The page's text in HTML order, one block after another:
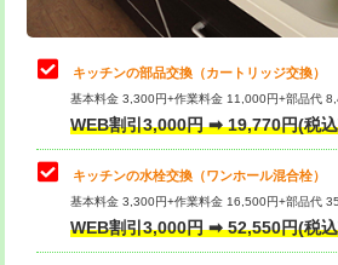
給水管工事※（塩ビ管（VP・HI）使
用/3ｍまで)
給水管工事※（塩ビ管（VP・HI）使
用（追加）/3ｍ超え)
給水管工事※（ライニング鋼管・銅
管・ポリ管・HT管使用/3ｍまで)
止水・漏水調査・防水処理・清掃・修
理・調整・分解・加工など（中作業）
止水・漏水調査・防水処理・清掃・修
理・調整・分解・加工など（重作業）
お風呂タンク脱着
その他部品の脱着
キッチンの部品交換（カートリッジ交換）
基本料金 3,300円+作業料金 11,000円+部品代
WEB割引3,000円 ➡ 19,770円(税
キッチンの水栓交換（ワンホール混合栓）
基本料金 3,300円+作業料金 16,500円+部品代
WEB割引3,000円 ➡ 52,550円(税